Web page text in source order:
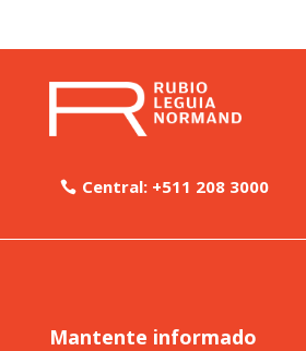
Central: +511 208 3000
Mantente informado